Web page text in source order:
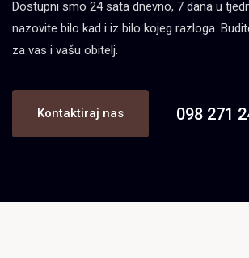
Dostupni smo 24 sata dnevno, 7 dana u
nazovite bilo kad i iz bilo kojeg razloga.
za vas i vašu obitelj.
Kontaktiraj nas 098 271